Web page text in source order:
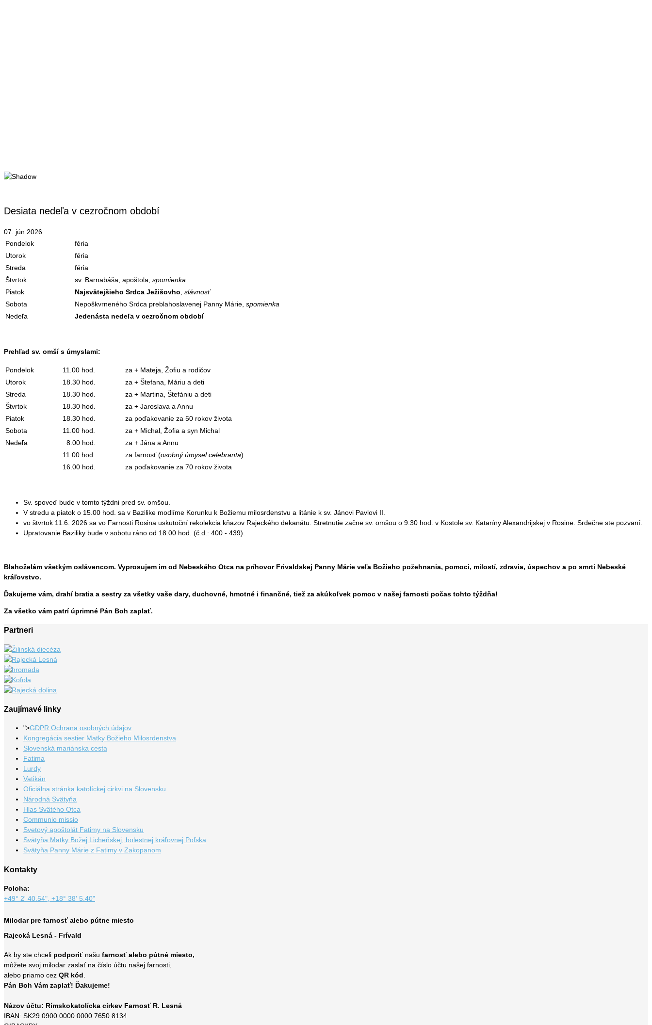
Desiata nedeľa v cezročnom období
07. jún 2026
Pondelok
féria
Utorok
féria
Streda
féria
Štvrtok
sv. Barnabáša, apoštola, spomienka
Piatok
Najsvätejšieho Srdca Ježišovho slávnosť
Sobota
Nepoškvrneného Srdca preblahoslavenej Panny Márie, spomienka
Nedeľa
Jedenásta nedeľa v cezročnom období
Prehľad sv. omší s úmyslami:
Pondelok 11.00 hod.
za + Mateja, Žofiu a rodičov
Utorok
18.30 hod.
za + Štefana, Máriu a deti
Streda
18.30 hod.
za + Martina, Štefániu a deti
Štvrtok
18.30 hod.
za + Jaroslava a Annu
Piatok
18.30 hod.
za poďakovanie za 50 rokov života
Sobota
11.00 hod.
za + Michal, Žofia a syn Michal
Nedeľa
8.00 hod.
za + Jána a Annu
11.00 hod.
za farnosť (osobný úmysel celebranta)
16.00 hod.
za poďakovanie za 70 rokov života
Sv. spoveď bude v tomto týždni pred sv. omšou.
V stredu a piatok o 15.00 hod. sa v Bazilike modlíme Korunku k Božiemu milosrdenstvu a litánie k sv. Jánovi Pavlovi II.
vo štvrtok 11.6. 2026 sa vo Farnosti Rosina uskutoční rekolekcia kňazov Rajeckého dekanátu. Stretnutie začne sv. omšou o 9.30 hod. v Kostole sv. Kataríny Alexandrijskej v Rosine. Srdečne ste pozvaní.
Upratovanie Baziliky bude v sobotu ráno od 18.00 hod. (č.d.: 400 - 439).
Blahoželám všetkým oslávencom. Vyprosujem im od Nebeského Otca na príhovor Frivaldskej Panny Márie veľa Božieho požehnania, pomoci, milostí, zdravia, úspechov a po smrti Nebeské
kráľovstvo.
Ďakujeme vám, drahí bratia a sestry za všetky vaše dary, duchovné, hmotné i finančné, tiež za akúkoľvek pomoc v našej farnosti počas tohto týždňa!
Za všetko vám patrí úprimné Pán Boh zaplať.
Partneri
Zaujímavé linky
">GDPR Ochrana osobných údajov
Kongregácia sestier Matky Božieho Milosrdenstva
Slovenská mariánska cesta
Fatima
Lurdy
Vatikán
Oficiálna stránka katolíckej cirkvi na Slovensku
Národná Svätyňa
Hlas Svätého Otca
Communio missio
Svetový apoštolát Fatimy na Slovensku
Svätyňa Matky Božej Licheňskej, bolestnej kráľovnej Poľska
Svätyňa Panny Márie z Fatimy v Zakopanom
Kontakty
Poloha:
+49° 2' 40.54", +18° 38' 5.40"
Milodar pre farnosť alebo pútne miesto
Rajecká Lesná - Frívald
Ak by ste chceli podporiť našu farnosť alebo pútné miesto,
môžete svoj milodar zaslať na číslo účtu našej farnosti,
alebo priamo cez QR kód.
Pán Boh Vám zaplať! Ďakujeme!
Názov účtu: Rímskokatolícka cirkev Farnosť R. Lesná
IBAN: SK29 0900 0000 0000 7650 8134